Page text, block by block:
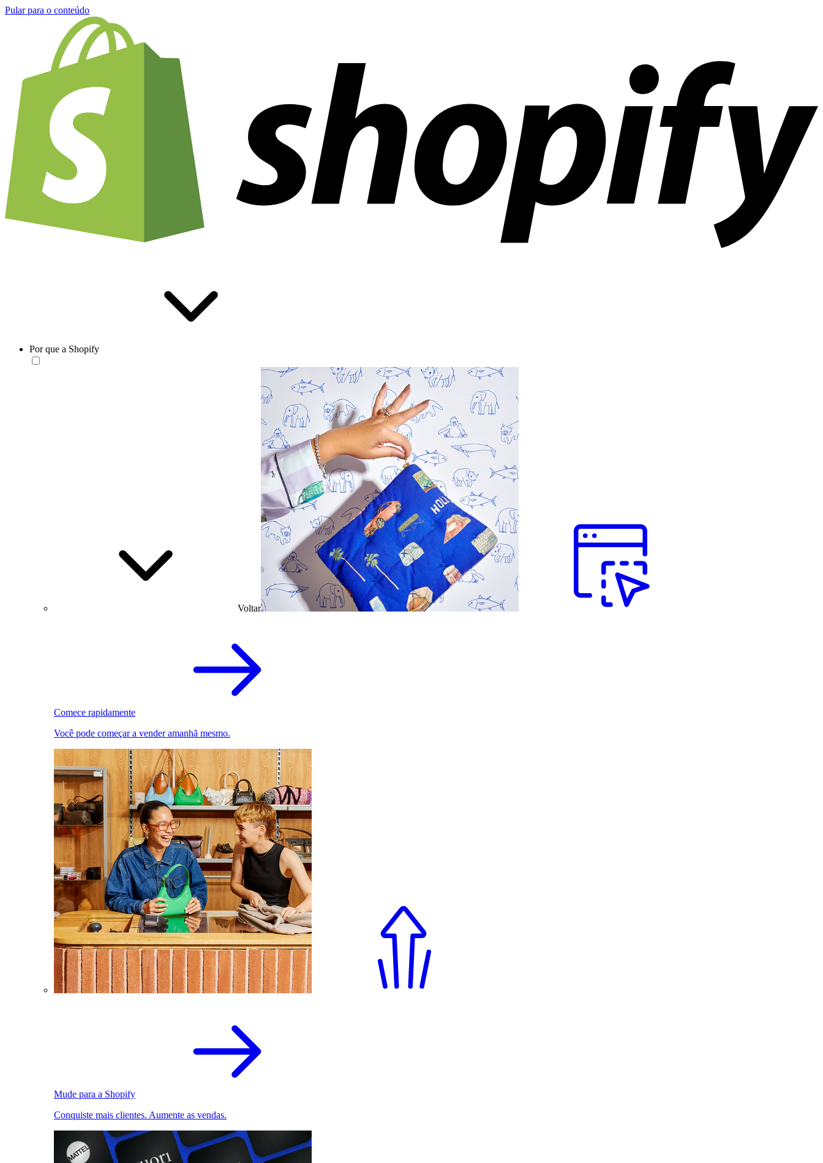
Pular para o conteúdo
Por que a Shopify
Voltar
Comece rapidamente
Você pode começar a vender amanhã mesmo.
Mude para a Shopify
Conquiste mais clientes. Aumente as vendas.